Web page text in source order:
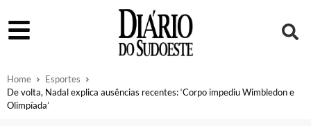
Home
Esportes
De volta, Nadal explica ausências recentes: ‘Corpo impediu Wimbledon e
Olimpíada’